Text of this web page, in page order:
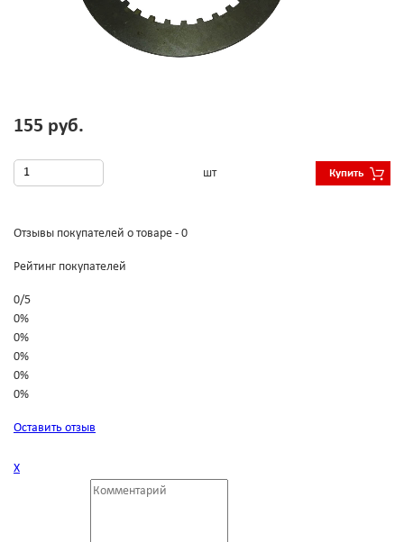
155 руб.
шт Купить
Отзывы покупателей о товаре - 0
Рейтинг покупателей
0/5
0%
0%
0%
0%
0%
Оставить отзыв
Х